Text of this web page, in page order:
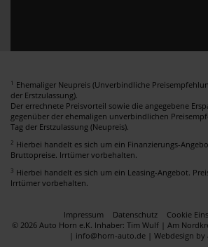
1 Ehemaliger Neupreis (Unverbindliche
der Erstzulassung).
Der errechnete Preisvorteil sowie die angegebene
gegenüber der ehemaligen unverbindlichen
Tag der Erstzulassung (Neupreis).
2 Hierbei handelt es sich um ein Finanzierungs-
Bruttopreise. Irrtümer vorbehalten.
3 Hierbei handelt es sich um ein Leasing-Angebot.
Irrtümer vorbehalten.
Impressum Datenschutz
Cookie
© 2026 Auto Horn e.K. Inhaber: Tim Wulf | Am
| info@horn-auto.de | Webdesign by